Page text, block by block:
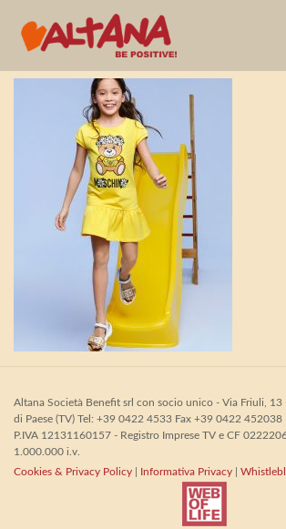
Altana Società Benefit srl con socio unico - Via Friuli,
di Paese (TV) Tel: +39 0422 4533 Fax +39 0422 452038
P.IVA 12131160157 - Registro Imprese TV e CF
1.000.000 i.v.
Cookies & Privacy Policy
Informativa Privacy